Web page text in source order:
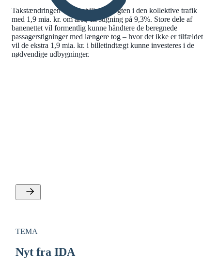
Takstændringen vil øge billetindtægten i den kollektive trafik
med 1,9 mia. kr. om året, en stigning på 9,3%. Store dele af
banenettet vil formentlig kunne håndtere de beregnede
passagerstigninger med længere tog – hvor det ikke er tilfældet
vil de ekstra 1,9 mia. kr. i billetindtægt kunne investeres i de
nødvendige udbygninger.
TEMA
Nyt fra IDA